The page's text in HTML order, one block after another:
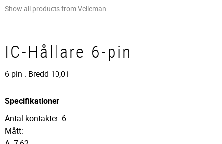
Show all products from Velleman
IC-Hållare 6-pin
6 pin . Bredd 10,01
Specifikationer
Antal kontakter: 6
Mått: